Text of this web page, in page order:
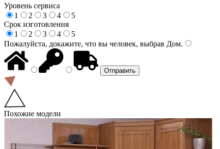
Уровень сервиса
1
2 3 4
5
Срок изготовления
1
2 3 4
5
Пожалуйста, докажите, что вы человек, выбрав Дом.
Похожие модели